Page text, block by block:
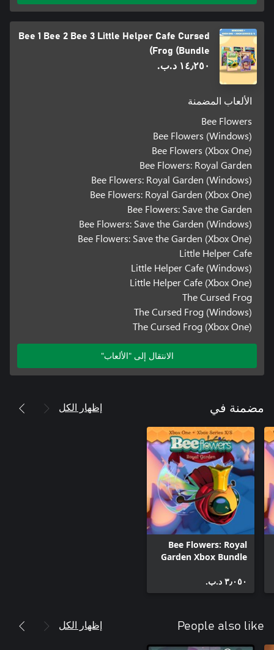
Bee 1 Bee 2 Bee 3 Little Helper Cafe Cursed
Frog (Bundle)
١٤٫٢٥٠ د.ب.‏
الألعاب المضمنة
Bee Flowers
Bee Flowers (Windows)
Bee Flowers (Xbox One)
Bee Flowers: Royal Garden
Bee Flowers: Royal Garden (Windows)
Bee Flowers: Royal Garden (Xbox One)
Bee Flowers: Save the Garden
Bee Flowers: Save the Garden (Windows)
Bee Flowers: Save the Garden (Xbox One)
Little Helper Cafe
Little Helper Cafe (Windows)
Little Helper Cafe (Xbox One)
The Cursed Frog
The Cursed Frog (Windows)
The Cursed Frog (Xbox One)
الانتقال إلى "الألعاب"
مضمنة في إظهار الكل
Bee Flowers: Royal
Garden Xbox Bundle
٣٫٠٥٠ د.ب.‏
People also like إظهار الكل